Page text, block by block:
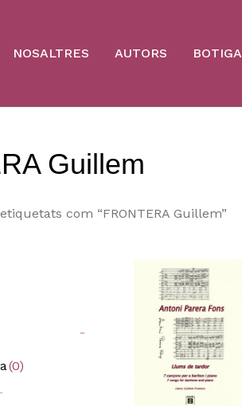
NOSALTRES AUTORS BOTIGA
Guillem
com “FRONTERA Guillem”
-
(0)